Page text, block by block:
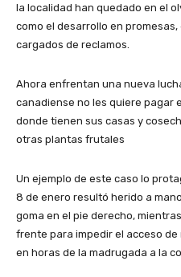
la localidad han quedado en el
como el desarrollo en
cargados de reclamos.
Ahora enfrentan una nueva
canadiense no les quiere pagar
donde tienen sus casas y
otras plantas frutales
Un ejemplo de este caso lo
8 de enero resultó herido a
goma en el pie derecho,
frente para impedir el acceso
en horas de la madrugada a la